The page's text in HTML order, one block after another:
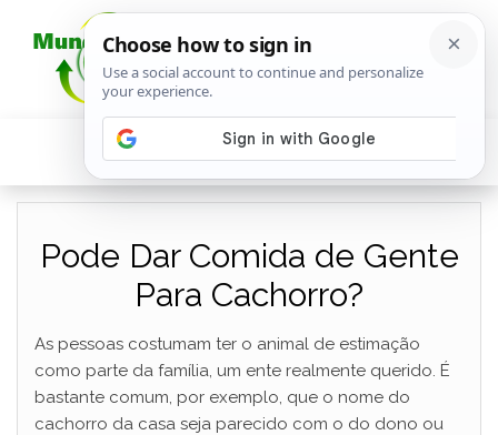
Pode Dar Comida de Gente
Para Cachorro?
As pessoas costumam ter o animal de estimação
como parte da família, um ente realmente querido. É
bastante comum, por exemplo, que o nome do
cachorro da casa seja parecido com o do dono ou